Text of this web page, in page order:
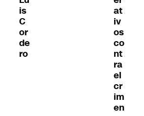
is
C
or
de
ro
at
iv
os
co
nt
ra
el
cr
im
en